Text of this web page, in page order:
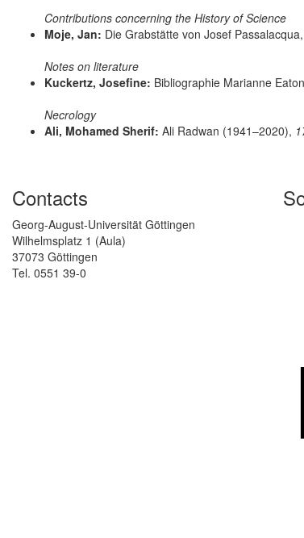
Contributions concerning the History of Science
Moje, Jan: Die Grabstätte von Josef
Notes on literature
Kuckertz, Josefine: Bibliographie Marianne
Necrology
Ali, Mohamed Sherif: Ali Radwan (1941–2020),
Contacts
Georg-August-Universität Göttingen
Wilhelmsplatz 1 (Aula)
37073 Göttingen
Tel. 0551 39-0